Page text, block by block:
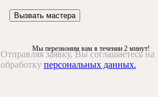
Отправляя заявку, Вы соглашаетесь на
обработку персональных данных.
Мы перезвоним вам в течении 2 минут!